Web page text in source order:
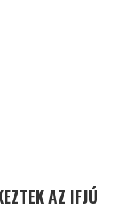
AZ IFJÚ